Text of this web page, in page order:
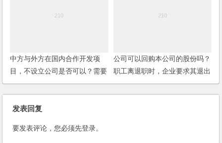
中方与外方在国内合作开发项
目，不设立公司是否可以？需要
哪些登记手续？
公司可以回购本公司的股份吗？
职工离退职时，企业要求其退出
股份的做法是否属于公司回购的
情形？
发表回复
要发表评论，您必须先登录。